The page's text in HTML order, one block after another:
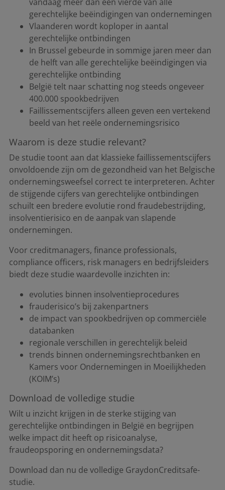
gerechtelijke beëindigingen van ondernemingen
Vlaanderen wordt koploper in aantal
gerechtelijke ontbindingen
In Brussel gebeurde in sommige jaren meer dan
de helft van alle gerechtelijke beëindigingen via
gerechtelijke ontbinding
België telt naar schatting nog steeds ongeveer
400.000 spookbedrijven
Faillissementscijfers alleen geven een vertekend
beeld van het reële ondernemingsrisico
Waarom is deze studie relevant?
De studie toont aan dat klassieke faillissementscijfers
onvoldoende zijn om de gezondheid van het Belgische
ondernemingsweefsel correct te interpreteren. Achter
de stijgende cijfers van gerechtelijke ontbindingen
schuilt een bredere evolutie rond fraudebestrijding,
insolventierisico en de aanpak van slapende
ondernemingen.
Voor creditmanagers, finance professionals,
compliance officers, risk managers en bedrijfsleiders
biedt deze studie waardevolle inzichten in:
evoluties binnen insolventieprocedures
frauderisico’s bij zakenpartners
de impact van spookbedrijven op commerciële
databanken
regionale verschillen in gerechtelijk beleid
trends binnen ondernemingsrechtbanken en
Kamers voor Ondernemingen in Moeilijkheden
(KOIM’s)
Download de volledige studie
Wilt u inzicht krijgen in de sterke stijging van
gerechtelijke ontbindingen in België en begrijpen
welke impact dit heeft op risicoanalyse,
fraudeopsporing en ondernemingsdata?
Download dan nu de volledige GraydonCreditsafe-
studie.